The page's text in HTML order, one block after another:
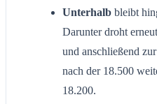
Unterhalb bleibt
Darunter droht
und anschließend
nach der 18.500
18.200.